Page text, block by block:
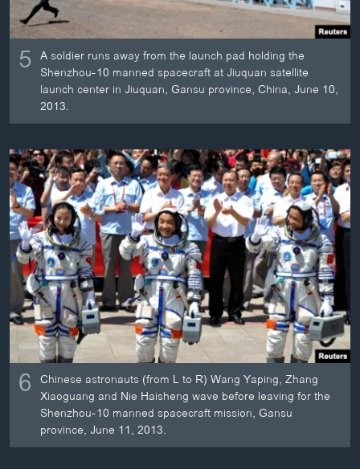
ລາຍການກະຈາຍສຽງ
ລາຍງານ
ຕິດຕາມພວກເຮົາ ທີ່
ພາສາຕ່າງໆ
5 A soldier runs away from the launch pad holding the
Shenzhou-10 manned spacecraft at Jiuquan satellite
launch center in Jiuquan, Gansu province, China, June 10,
2013.
6 Chinese astronauts (from L to R) Wang Yaping, Zhang
Xiaoguang and Nie Haisheng wave before leaving for the
Shenzhou-10 manned spacecraft mission, Gansu
province, June 11, 2013.